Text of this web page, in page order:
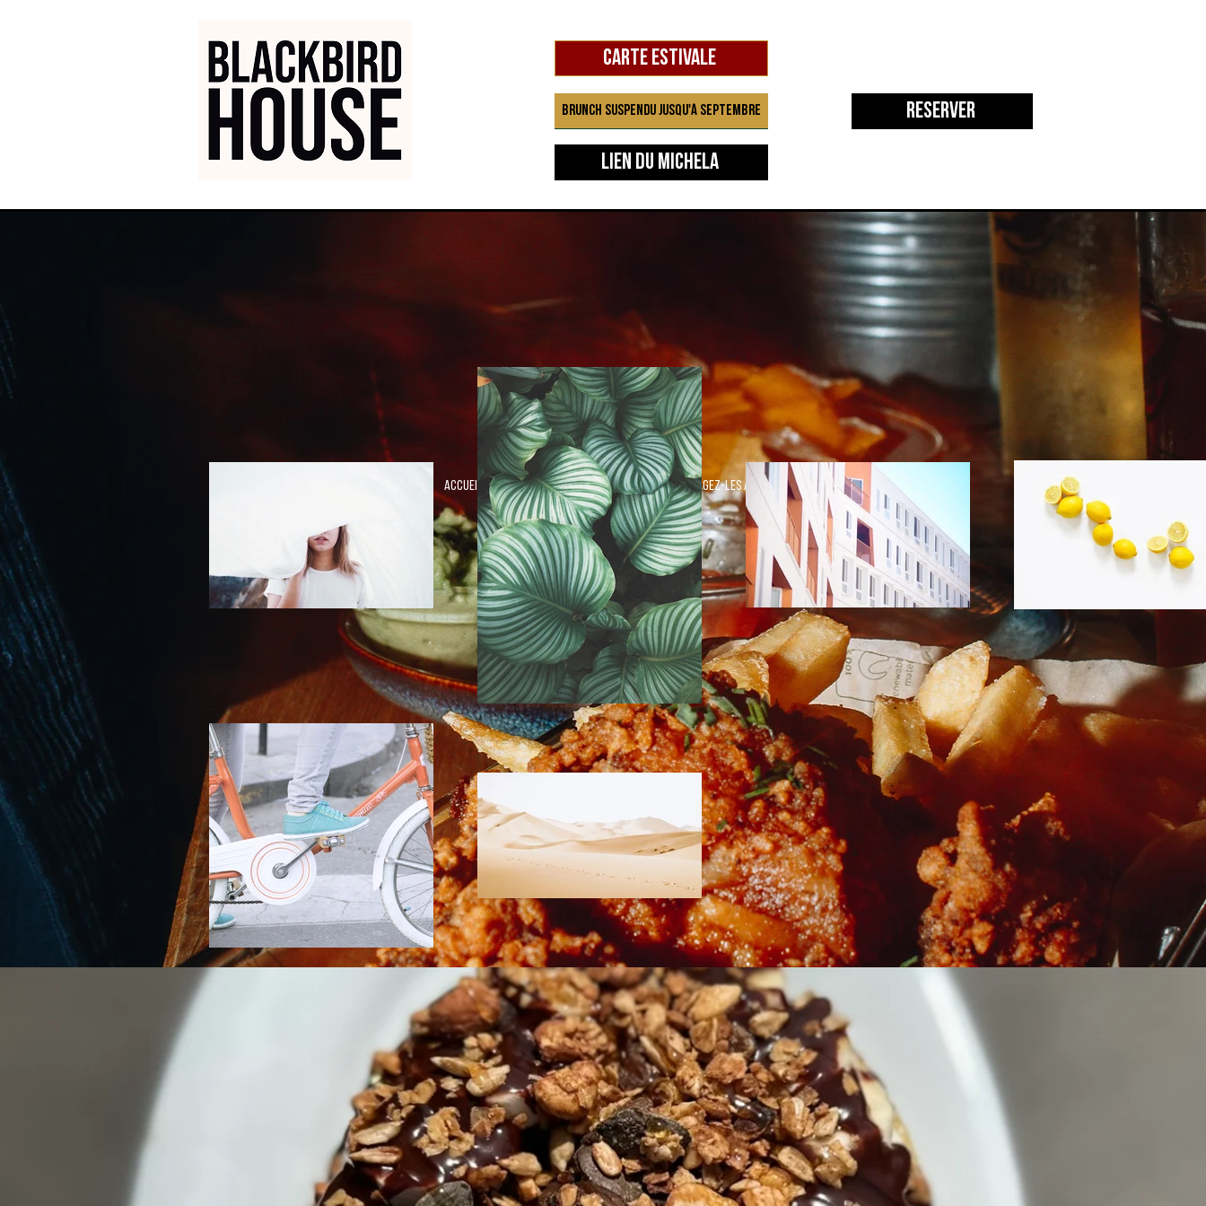
Carte estivale
Brunch suspendu jusqu'à septembre
Lien du Michela
Réserver
BIENVENUE
Accueillez les visiteurs sur votre site et encouragez-les à le
découvrir.
Commencer